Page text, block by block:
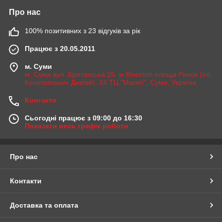
Про нас
100% позитивних з 23 відгуків за рік
Працює з 20.05.2011
м. Суми
м. Суми вул. Британська 25, м Конотоп площа Ринок (пл.
Конотопських Дивізій), 24 ТЦ "Магніт", Суми, Україна
Контакти
Сьогодні працює з 09:00 до 16:30
Показати весь графік роботи
Про нас
Контакти
Доставка та оплата